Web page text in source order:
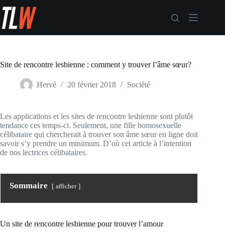
au
contenu
Site de rencontre lesbienne : comment y trouver l’âme sœur?
Hervé 20 février 2018 Société
Les applications et les sites de rencontre lesbienne sont plutôt
tendance ces temps-ci. Seulement, une fille homosexuelle
célibataire qui chercherait à trouver son âme sœur en ligne doit
savoir s’y prendre un minimum. D’où cet article à l’intention
de nos lectrices célibataires.
Sommaire afficher
Un site de rencontre lesbienne pour trouver l’amour